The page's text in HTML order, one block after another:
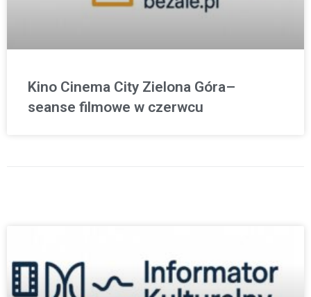
Kino Cinema City Zielona Góra–
seanse filmowe w czerwcu